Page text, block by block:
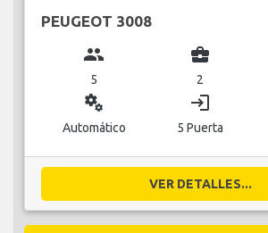
PEUGEOT 3008
group
5
business_center
2
miscellaneous_services
Automático
login
5 Puerta
VER DETALLES...